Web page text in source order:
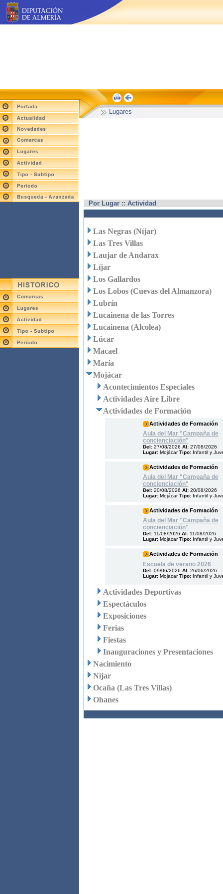
Lugares
Por Lugar :: Actividad
Las Negras (Níjar)
Las Tres Villas
Laujar de Andarax
Líjar
Los Gallardos
Los Lobos (Cuevas del Almanzora)
Lubrín
Lucainena de las Torres
Lucainena (Alcolea)
Lúcar
Macael
María
Mojácar
Acontecimientos Especiales
Actividades Aire Libre
Actividades de Formación
Actividades de Formación
Aula del Mar "Campaña de
concienciación"
Del: 27/08/2026 Al: 27/08/2026
Lugar: MojácarTipo: Infantil y
Actividades de Formación
Aula del Mar "Campaña de
concienciación"
Del: 20/08/2026 Al: 20/08/2026
Lugar: MojácarTipo: Infantil y
Actividades de Formación
Aula del Mar "Campaña de
concienciación"
Del: 11/08/2026 Al: 11/08/2026
Lugar: MojácarTipo: Infantil y
Actividades de Formación
Escuela de verano 2026
Del: 09/06/2026 Al: 26/06/2026
Lugar: MojácarTipo: Infantil y
Actividades Deportivas
Espectáculos
Exposiciones
Ferias
Fiestas
Inauguraciones y Presentaciones
Nacimiento
Níjar
Ocaña (Las Tres Villas)
Ohanes